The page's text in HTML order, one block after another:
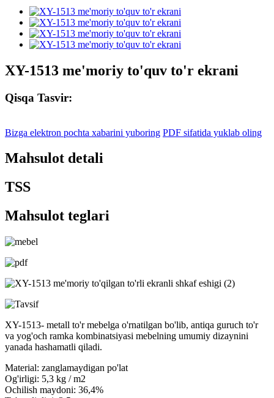
XY-1513 me'moriy to'quv to'r ekrani
Qisqa Tasvir:
Bizga elektron pochta xabarini yuboring PDF sifatida yuklab oling
Mahsulot detali
TSS
Mahsulot teglari
XY-1513- metall to'r mebelga o'rnatilgan bo'lib, antiqa guruch to'r
va yog'och ramka kombinatsiyasi mebelning umumiy dizaynini
yanada hashamatli qiladi.
Material: zanglamaydigan po'lat
Og'irligi: 5,3 kg / m2
Ochilish maydoni: 36,4%